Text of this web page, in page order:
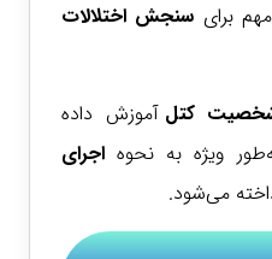
برای سنجش اختلالات
کتل آموزش داده
ویژه به نحوه اجرای
می‌شود.